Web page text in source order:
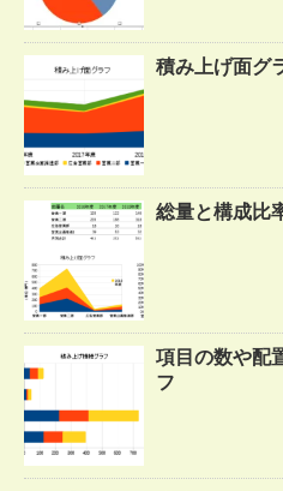
積み上げ面グ
総量と構成比
項目の数や配
フ